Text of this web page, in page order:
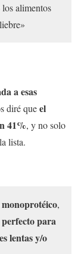
alimentos
a esas
diré queel
41%, y no solo
lista.
,
perfecto para
lentas y/o